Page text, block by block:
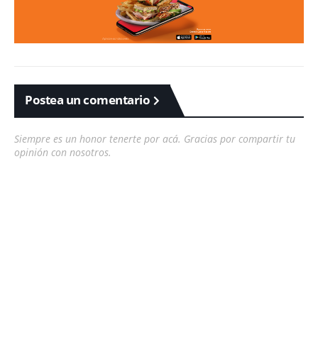
Postea un comentario
Siempre es un honor tenerte por acá. Gracias por compartir tu
opinión con nosotros.